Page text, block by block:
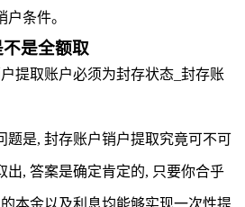
条件。
是全额取
题是, 封存账户销户提取究竟可不可
出, 答案是确定肯定的, 只要你合乎
本金以及利息均能够实现一次性提